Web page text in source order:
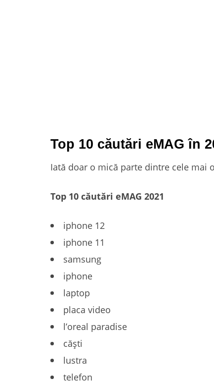
Top 10 căutări eMAG în
Iată doar o mică parte dintre cele mai
Top 10 căutări eMAG 2021
iphone 12
iphone 11
samsung
iphone
laptop
placa video
l’oreal paradise
căști
lustra
telefon